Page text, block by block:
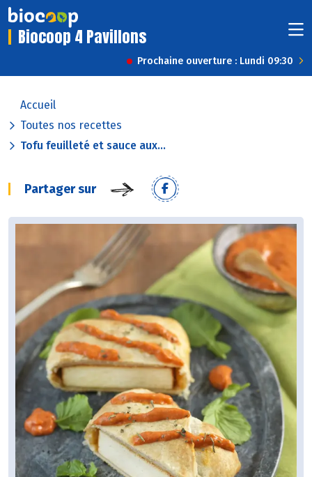
Biocoop 4 Pavillons
Prochaine ouverture : Lundi 09:30
Accueil
Toutes nos recettes
Tofu feuilleté et sauce aux...
Partager sur